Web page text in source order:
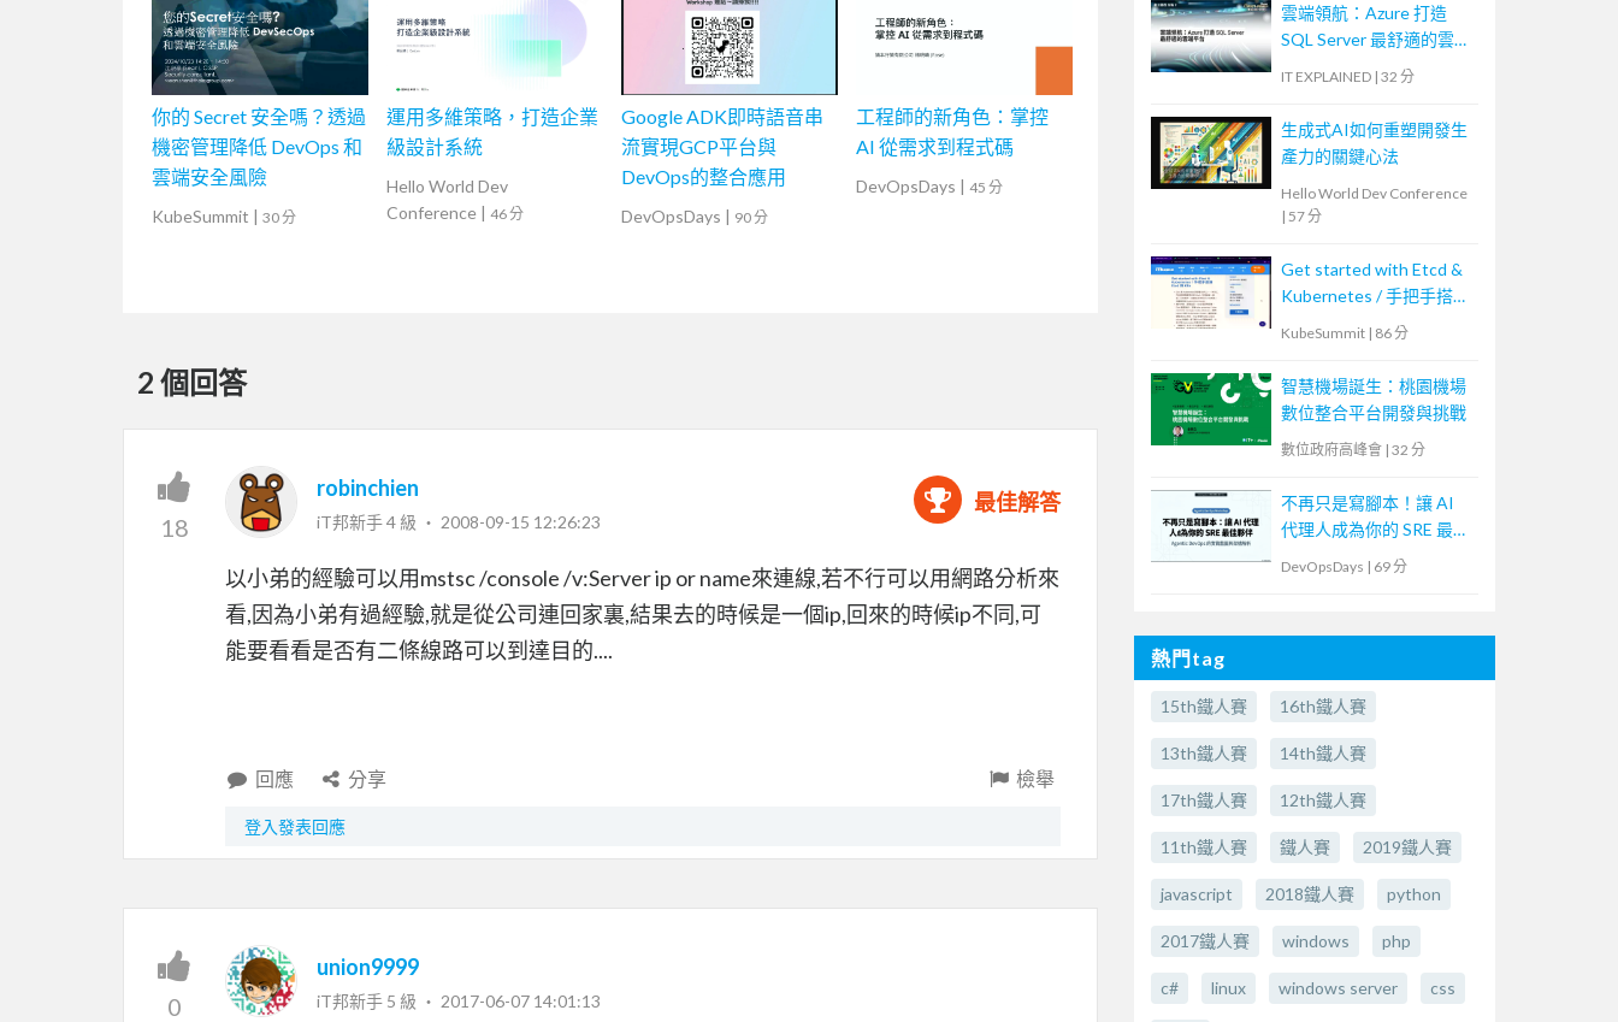
你的 Secret 安全嗎？透過
機密管理降低 DevOps 和
雲端安全風險
KubeSummit | 30 分
運用多維策略，打造企業
級設計系統
Hello World Dev
Conference | 46 分
Google ADK即時語音串
流實現GCP平台與
DevOps的整合應用
DevOpsDays | 90 分
工程師的新角色：掌控
AI 從需求到程式碼
DevOpsDays | 45 分
2 個回答
18
robinchien
iT邦新手 4 級 ‧ 2008-09-15 12:26:23
最佳解答
以小弟的經驗可以用mstsc /console /v:Server ip or name來連線,若不行可以用網路分析來
看,因為小弟有過經驗,就是從公司連回家裏,結果去的時候是一個ip,回來的時候ip不同,可
能要看看是否有二條線路可以到達目的....
回應 分享 檢舉
登入發表回應
0
union9999
iT邦新手 5 級 ‧ 2017-06-07 14:01:13
雲端領航：Azure 打造
SQL Server 最舒適的雲端
IT EXPLAINED | 32 分
生成式AI如何重塑開發生
產力的關鍵心法
Hello World Dev Conference
| 57 分
Get started with Etcd &
Kubernetes / 手把手搭建
KubeSummit | 86 分
智慧機場誕生：桃園機場
數位整合平台開發與挑戰
數位政府高峰會 | 32 分
不再只是寫腳本！讓 AI
代理人成為你的 SRE 最佳
DevOpsDays | 69 分
熱門tag
15th鐵人賽 16th鐵人賽
13th鐵人賽 14th鐵人賽
17th鐵人賽 12th鐵人賽
11th鐵人賽 鐵人賽 2019鐵人賽
javascript 2018鐵人賽 python
2017鐵人賽 windows php
c# linux windows server css